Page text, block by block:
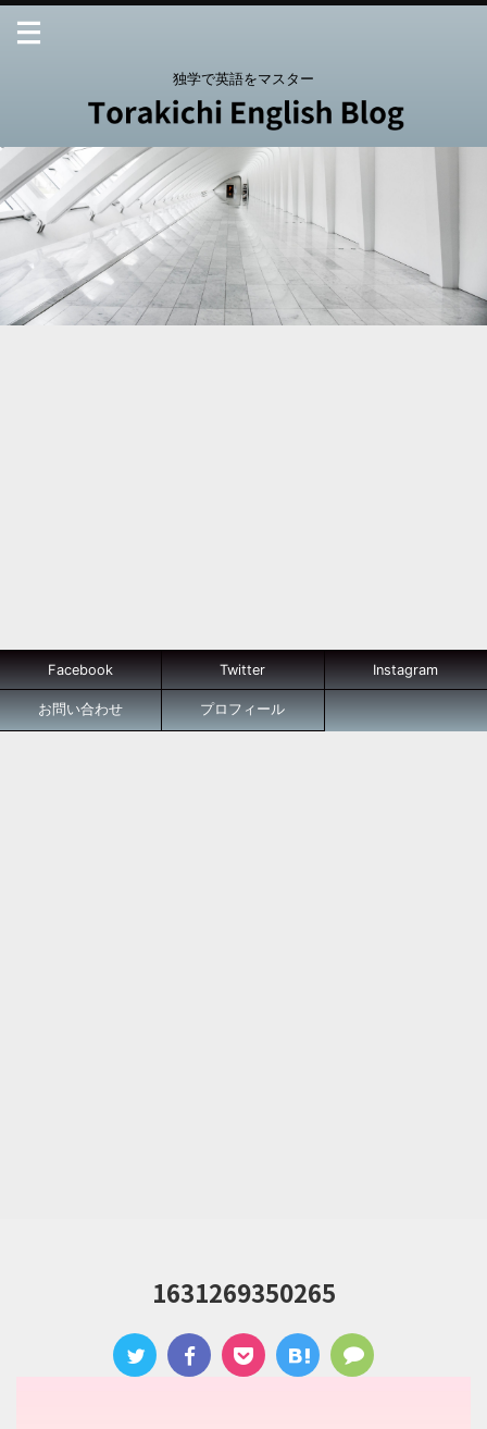
独学で英語をマスター
Facebook Twitter Instagram
お問い合わせ プロフィール
1631269350265